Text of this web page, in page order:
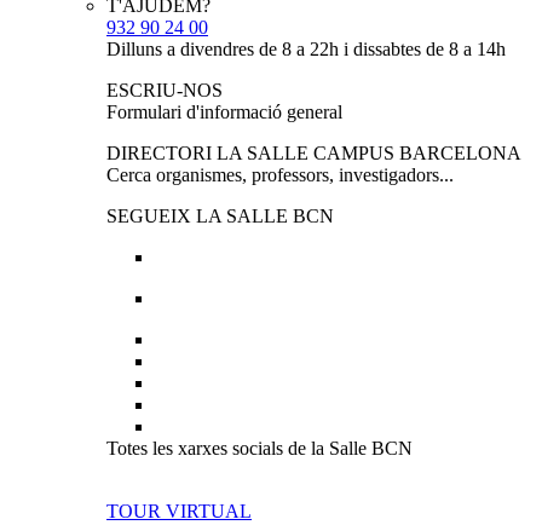
T'AJUDEM?
932 90 24 00
Dilluns a divendres de 8 a 22h i dissabtes de 8 a 14h
ESCRIU-NOS
Formulari d'informació general
DIRECTORI LA SALLE CAMPUS BARCELONA
Cerca organismes, professors, investigadors...
SEGUEIX LA SALLE BCN
Totes les xarxes socials de la Salle BCN
TOUR VIRTUAL